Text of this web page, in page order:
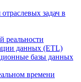
задач в
реальности
данных (ETL)
базы данных
времени